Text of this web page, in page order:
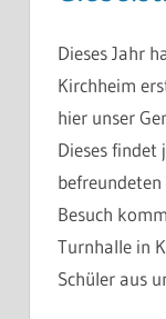
Dieses Jahr
Kirchheim
hier unser
Dieses findet
Besuch
Turnhalle in
Schüler aus